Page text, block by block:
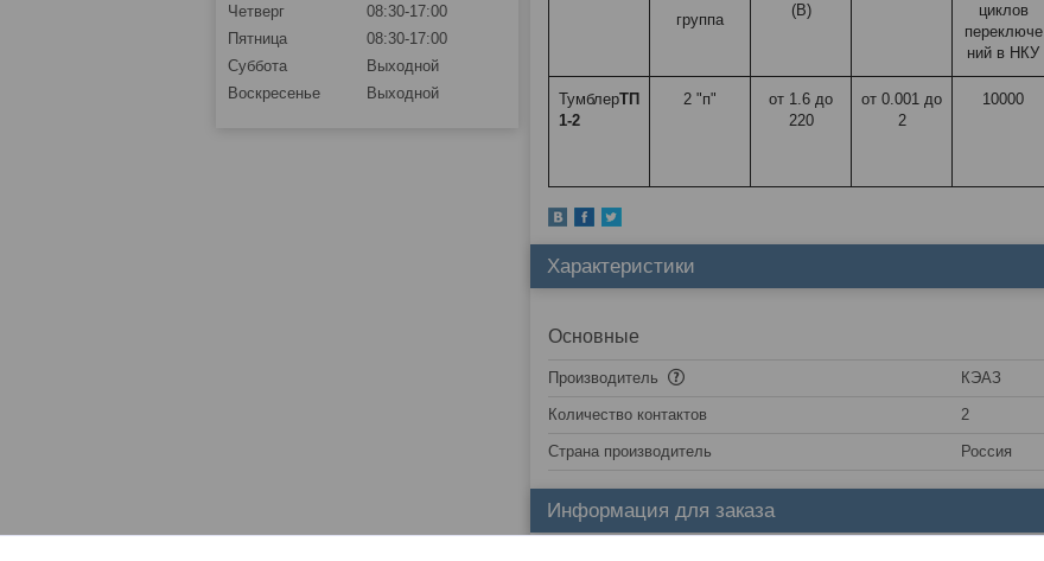
группа
(В)
циклов
переключе
ний в НКУ
ТумблерТП
1-2
2 "п"
от 1.6 до
220
от 0.001 до
2
10000
Характеристики
Основные
Производитель КЭАЗ
Количество контактов 2
Страна производитель Россия
Информация для заказа
Четверг
08:30-17:00
Пятница
08:30-17:00
Суббота
Выходной
Воскресенье
Выходной